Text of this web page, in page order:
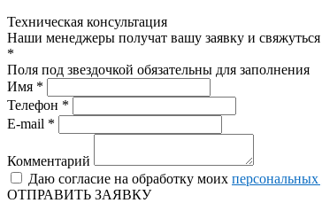
Техническая консультация
Наши менеджеры получат вашу заявку и
*
Поля под звездочкой обязательны для заполнения
Имя *
Телефон *
E-mail *
Комментарий
Даю согласие на обработку моих
ОТПРАВИТЬ ЗАЯВКУ